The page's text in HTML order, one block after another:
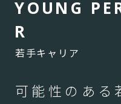
YOUN G PE
R
若手キャリア
可能性のある